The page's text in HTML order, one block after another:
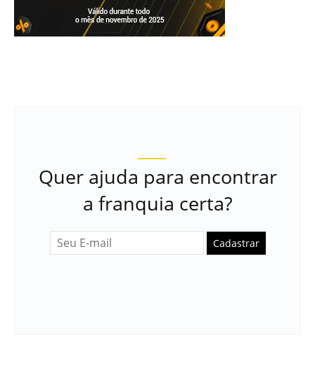
Quer ajuda para encontrar
a franquia certa?
Cadastrar